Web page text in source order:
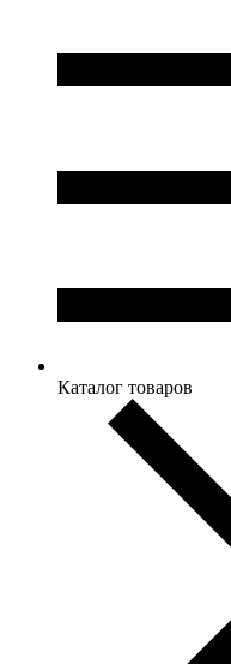
Каталог товаров